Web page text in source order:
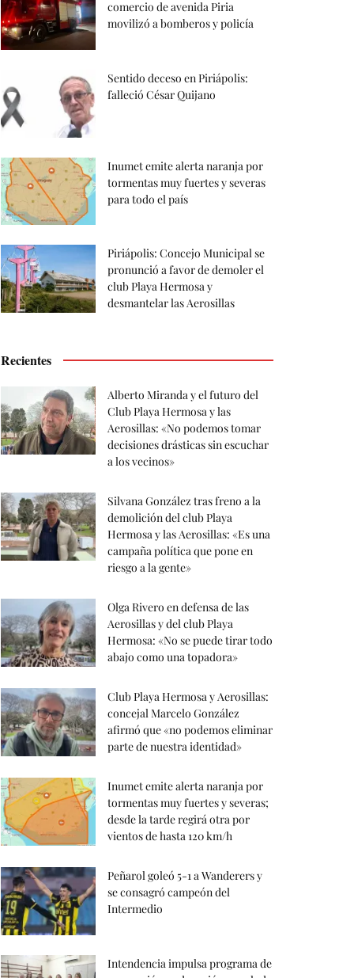
comercio de avenida Piria
movilizó a bomberos y policía
Sentido deceso en Piriápolis:
falleció César Quijano
Inumet emite alerta naranja por
tormentas muy fuertes y severas
para todo el país
Piriápolis: Concejo Municipal se
pronunció a favor de demoler el
club Playa Hermosa y
desmantelar las Aerosillas
Recientes
Alberto Miranda y el futuro del
Club Playa Hermosa y las
Aerosillas: «No podemos tomar
decisiones drásticas sin escuchar
a los vecinos»
Silvana González tras freno a la
demolición del club Playa
Hermosa y las Aerosillas: «Es una
campaña política que pone en
riesgo a la gente»
Olga Rivero en defensa de las
Aerosillas y del club Playa
Hermosa: «No se puede tirar todo
abajo como una topadora»
Club Playa Hermosa y Aerosillas:
concejal Marcelo González
afirmó que «no podemos eliminar
parte de nuestra identidad»
Inumet emite alerta naranja por
tormentas muy fuertes y severas;
desde la tarde regirá otra por
vientos de hasta 120 km/h
Peñarol goleó 5-1 a Wanderers y
se consagró campeón del
Intermedio
Intendencia impulsa programa de